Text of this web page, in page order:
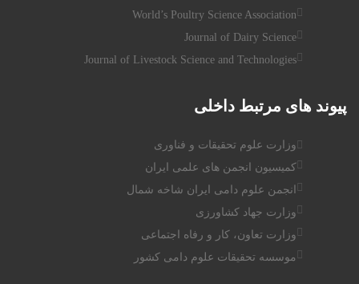
World’s Poultry Science Association
Journal of Dairy Science
Journal of Livestock Science and Technologies
پیوند های مرتبط داخلی
وزارت علوم تحقیقات و فناوری
کمیسیون انجمن های علمی ایران
انجمن علوم دامی ایران شاخه شمال
وزارت جهاد کشاورزی
وزارت تعاون، کار و رفاه اجتماعی
موسسه تحقیقات علوم دامی کشور